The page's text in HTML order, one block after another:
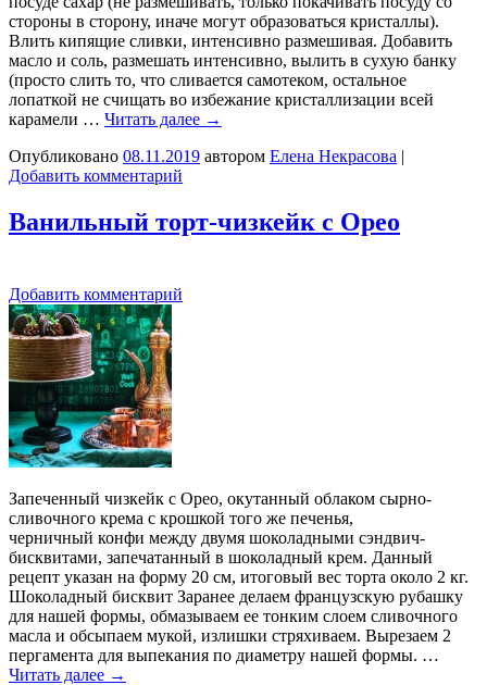
стороны в сторону, иначе могут образоваться кристаллы).
Влить кипящие сливки, интенсивно размешивая. Добавить
масло и соль, размешать интенсивно, вылить в сухую банку
(просто слить то, что сливается самотеком, остальное
лопаткой не счищать во избежание кристаллизации всей
карамели … Читать далее →
Опубликовано 08.11.2019 автором Елена Некрасова |
Добавить комментарий
Ванильный торт-чизкейк с Орео
Добавить комментарий
Запеченный чизкейк с Орео, окутанный облаком сырно-
сливочного крема с крошкой того же печенья,
черничный конфи между двумя шоколадными сэндвич-
бисквитами, запечатанный в шоколадный крем. Данный
рецепт указан на форму 20 см, итоговый вес торта около 2 кг.
Шоколадный бисквит Заранее делаем французскую рубашку
для нашей формы, обмазываем ее тонким слоем сливочного
масла и обсыпаем мукой, излишки стряхиваем. Вырезаем 2
пергамента для выпекания по диаметру нашей формы. …
Читать далее →